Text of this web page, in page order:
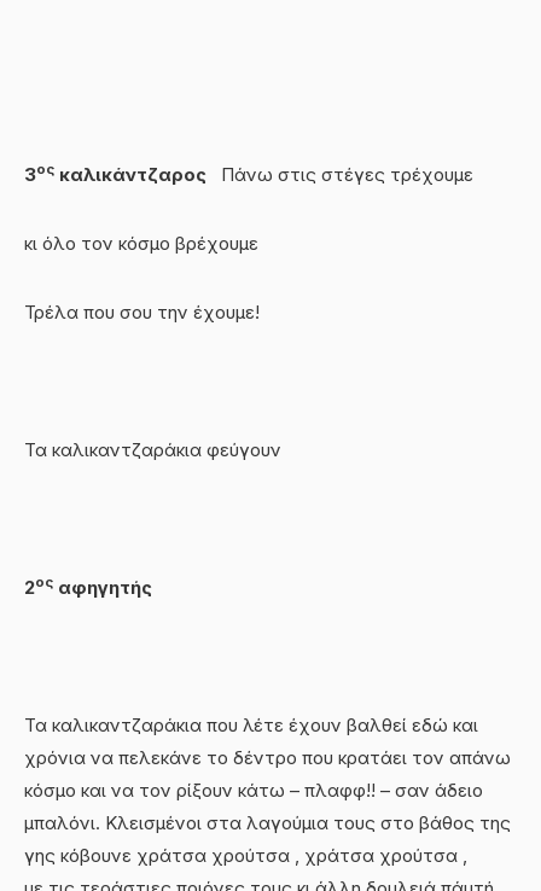
3ος καλικάντζαρος Πάνω στις στέγες τρέχουμε
κι όλο τον κόσμο βρέχουμε
Τρέλα που σου την έχουμε!
Τα καλικαντζαράκια φεύγουν
2ος αφηγητής
Τα καλικαντζαράκια που λέτε έχουν βαλθεί εδώ και
χρόνια να πελεκάνε το δέντρο που κρατάει τον απάνω
κόσμο και να τον ρίξουν κάτω – πλαφφ!! – σαν άδειο
μπαλόνι. Κλεισμένοι στα λαγούμια τους στο βάθος της
γης κόβουνε χράτσα χρούτσα , χράτσα χρούτσα ,